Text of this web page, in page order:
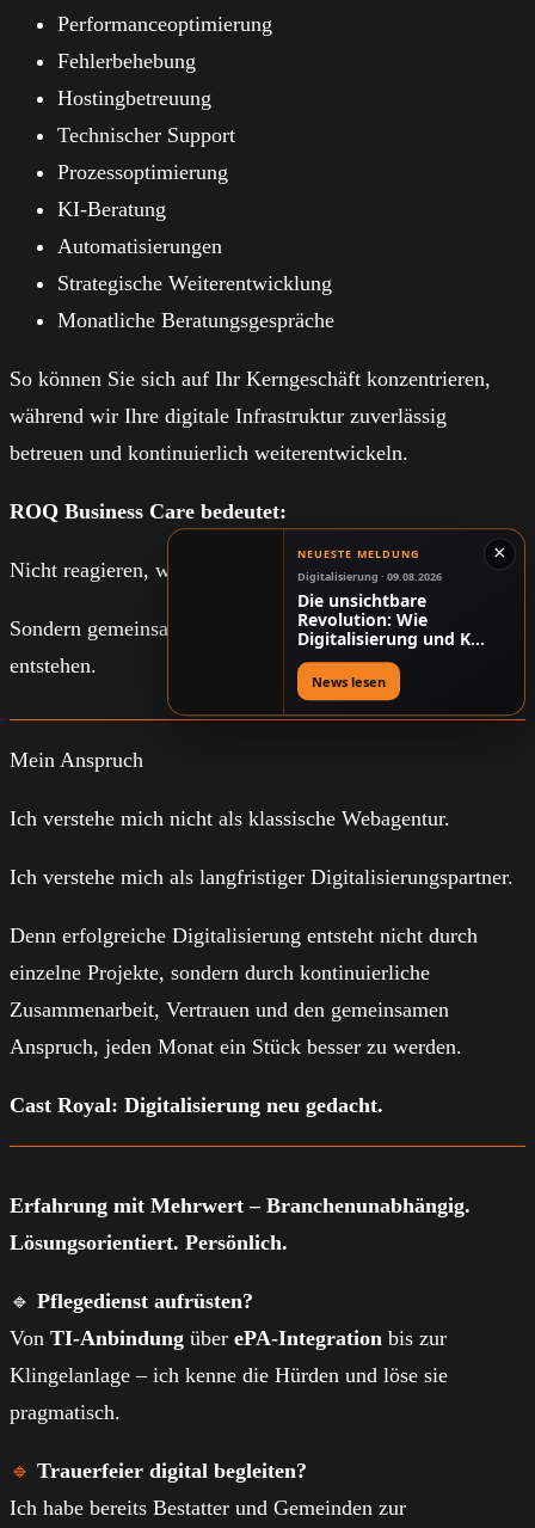
Performanceoptimierung
Fehlerbehebung
Hostingbetreuung
Technischer Support
Prozessoptimierung
KI-Beratung
Automatisierungen
Strategische Weiterentwicklung
Monatliche Beratungsgespräche
So können Sie sich auf Ihr Kerngeschäft konzentrieren,
während wir Ihre digitale Infrastruktur zuverlässig
betreuen und kontinuierlich weiterentwickeln.
ROQ Business Care bedeutet:
Nicht reagieren, wenn Probleme entstehen.
Sondern gemeinsam dafür sorgen, dass sie gar nicht erst
entstehen.
Mein Anspruch
Ich verstehe mich nicht als klassische Webagentur.
Ich verstehe mich als langfristiger Digitalisierungspartner.
Denn erfolgreiche Digitalisierung entsteht nicht durch
einzelne Projekte, sondern durch kontinuierliche
Zusammenarbeit, Vertrauen und den gemeinsamen
Anspruch, jeden Monat ein Stück besser zu werden.
Cast Royal: Digitalisierung neu gedacht.
Erfahrung mit Mehrwert – Branchenunabhängig.
Lösungsorientiert. Persönlich.
🔹 Pflegedienst aufrüsten?
Von TI-Anbindung über ePA-Integration bis zur
Klingelanlage – ich kenne die Hürden und löse sie
pragmatisch.
🔹 Trauerfeier digital begleiten?
Ich habe bereits Bestatter und Gemeinden zur
×
NEUESTE MELDUNG
Digitalisierung · 09.08.2026
Die unsichtbare
Revolution: Wie
Digitalisierung und KI
Prozesse, Produkte
und ganze Branchen
neu formen können
News lesen